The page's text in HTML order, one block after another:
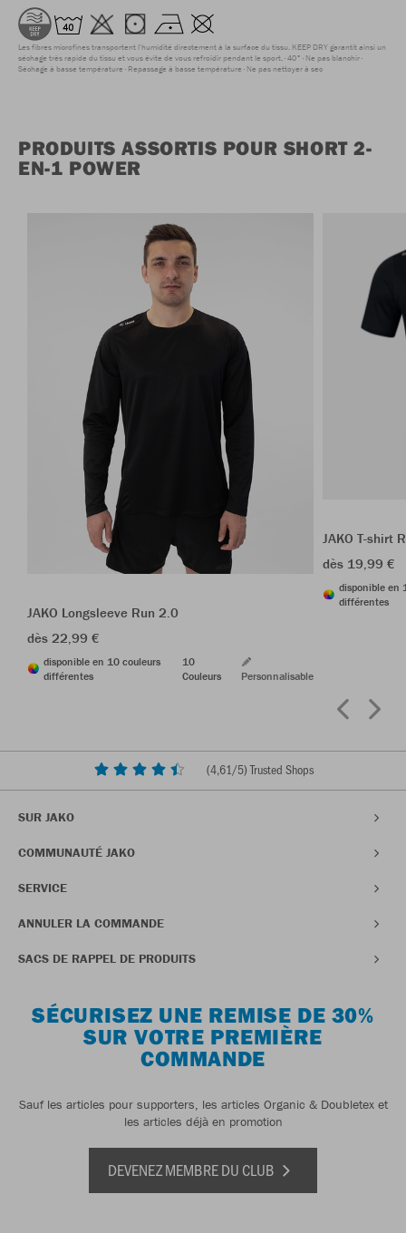
Les fibres microfines transportent l'humidité directement à la surface du tissu. KEEP DRY garantit ainsi un
séchage très rapide du tissu et vous évite de vous refroidir pendant le sport. 40° Ne pas blanchir
Séchage à basse température Repassage à basse température Ne pas nettoyer à sec
PRODUITS ASSORTIS POUR SHORT 2-
EN-1 POWER
JAKO Longsleeve Run 2.0
dès 22,99 €
disponible en 10 couleurs
différentes
10
Couleurs
Personnalisable
JAKO T-shirt
dès 19,99 €
disponible en
différentes
(4,61/5) Trusted Shops
SUR JAKO
COMMUNAUTÉ JAKO
SERVICE
ANNULER LA COMMANDE
SACS DE RAPPEL DE PRODUITS
SÉCURISEZ UNE REMISE DE 30%
SUR VOTRE PREMIÈRE
COMMANDE
Sauf les articles pour supporters, les articles Organic & Doubletex et
les articles déjà en promotion
DEVENEZ MEMBRE DU CLUB